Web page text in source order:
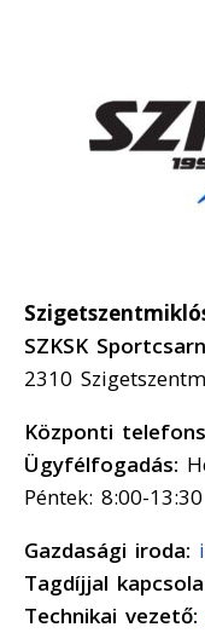
SZKSK
2310
Központi
Ügyfélfogadás:
Péntek: 8:00-13:30
Gazdasági iroda:
Tagdíjjal
Technikai vezető: